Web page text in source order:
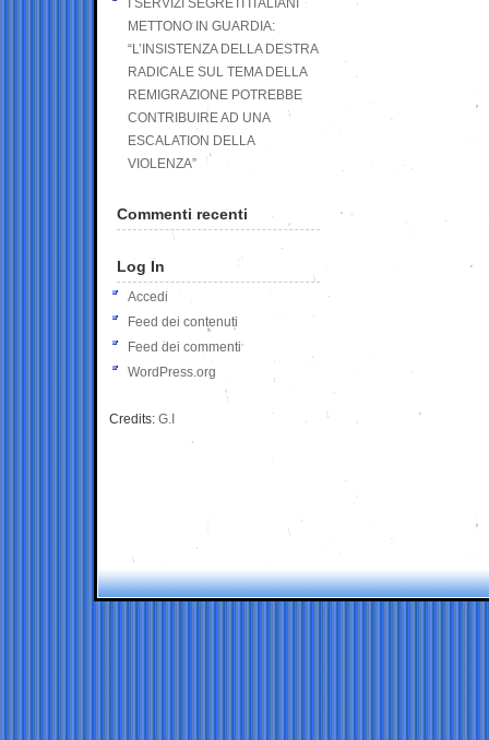
I SERVIZI SEGRETI ITALIANI
METTONO IN GUARDIA:
“L’INSISTENZA DELLA DESTRA
RADICALE SUL TEMA DELLA
REMIGRAZIONE POTREBBE
CONTRIBUIRE AD UNA
ESCALATION DELLA
VIOLENZA”
Commenti recenti
Log In
Accedi
Feed dei contenuti
Feed dei commenti
WordPress.org
Credits: G.I